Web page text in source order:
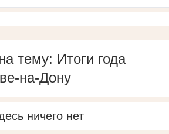
тему: Итоги года
на-Дону
ничего нет